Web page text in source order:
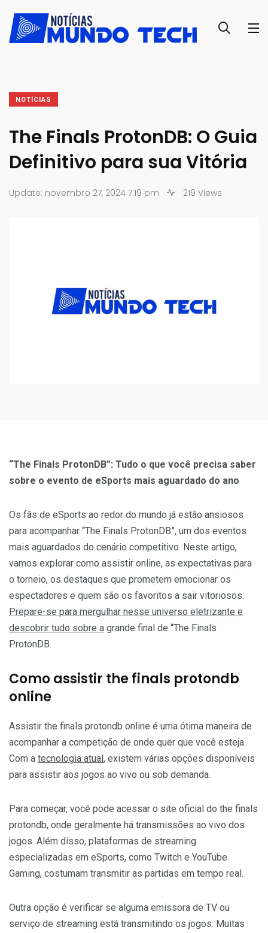
NOTÍCIAS
The Finals ProtonDB: O Guia
Definitivo para sua Vitória
Update: novembro 27, 2024 7:19 pm 219 Views
“The Finals ProtonDB”: Tudo o que você precisa saber
sobre o evento de eSports mais aguardado do ano
Os fãs de eSports ao redor do mundo já estão ansiosos
para acompanhar “The Finals ProtonDB”, um dos eventos
mais aguardados do cenário competitivo. Neste artigo,
vamos explorar como assistir online, as expectativas para
o torneio, os destaques que prometem emocionar os
espectadores e quem são os favoritos a sair vitoriosos.
Prepare-se para mergulhar nesse universo eletrizante e
descobrir tudo sobre a grande final de “The Finals
ProtonDB.
Como assistir the finals protondb
online
Assistir the finals protondb online é uma ótima maneira de
acompanhar a competição de onde quer que você esteja.
Com a tecnologia atual, existem várias opções disponíveis
para assistir aos jogos ao vivo ou sob demanda.
Para começar, você pode acessar o site oficial do the finals
protondb, onde geralmente há transmissões ao vivo dos
jogos. Além disso, plataformas de streaming
especializadas em eSports, como Twitch e YouTube
Gaming, costumam transmitir as partidas em tempo real.
Outra opção é verificar se alguma emissora de TV ou
serviço de streaming está transmitindo os jogos. Muitas